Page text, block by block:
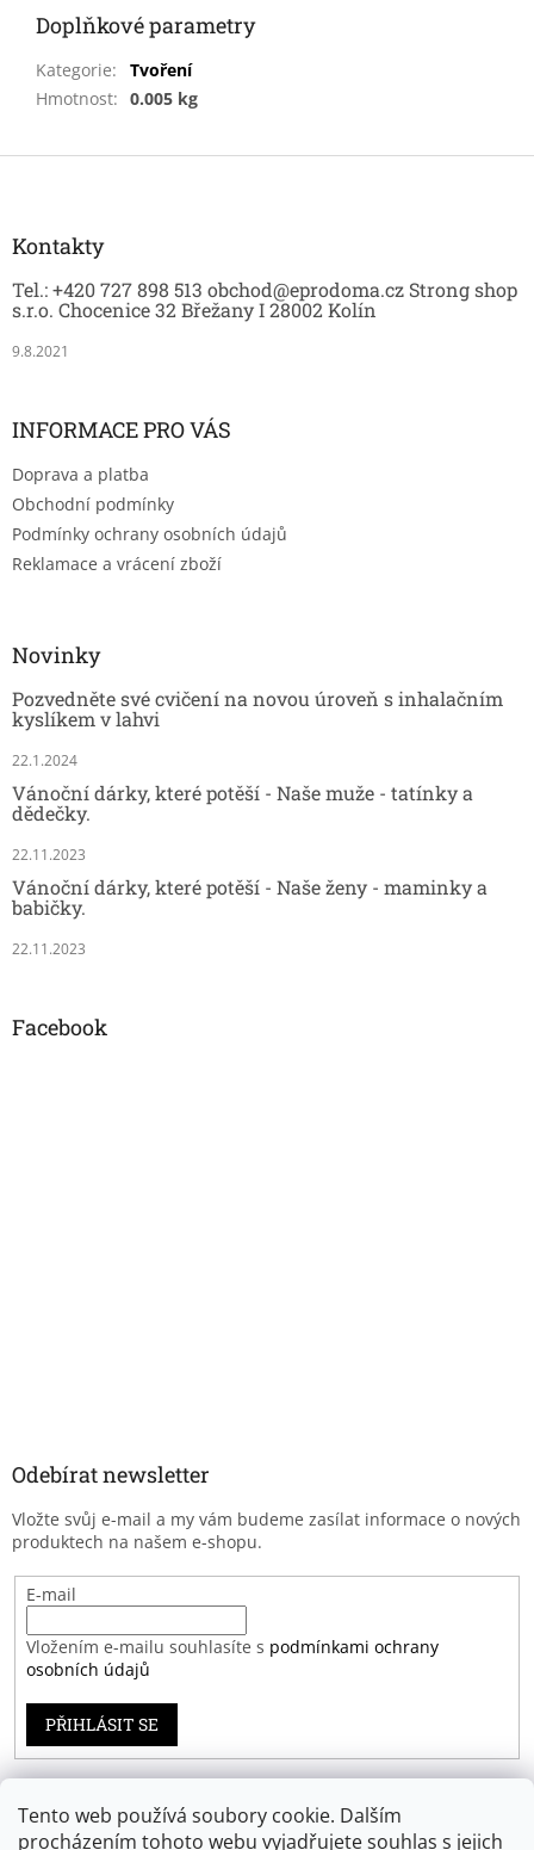
Tento web používá soubory cookie. Dalším
procházením tohoto webu vyjadřujete souhlas s jejich
Doplňkové parametry
Kategorie:
Tvoření
Hmotnost: 0.005 kg
Z
Kontakty
Tel.: +420 727 898 513 obchod@eprodoma.cz Strong shop
s.r.o. Chocenice 32 Břežany I 28002 Kolín
9.8.2021
INFORMACE PRO VÁS
Doprava a platba
Obchodní podmínky
Podmínky ochrany osobních údajů
Reklamace a vrácení zboží
Novinky
Pozvedněte své cvičení na novou úroveň s inhalačním
kyslíkem v lahvi
22.1.2024
Vánoční dárky, které potěší - Naše muže - tatínky a
dědečky.
22.11.2023
Vánoční dárky, které potěší - Naše ženy - maminky a
babičky.
22.11.2023
Facebook
Odebírat newsletter
Vložte svůj e-mail a my vám budeme zasílat informace o nových
produktech na našem e-shopu.
E-mail
Vložením e-mailu souhlasíte s podmínkami ochrany
osobních údajů
PŘIHLÁSIT SE
Záruka spokojenosti